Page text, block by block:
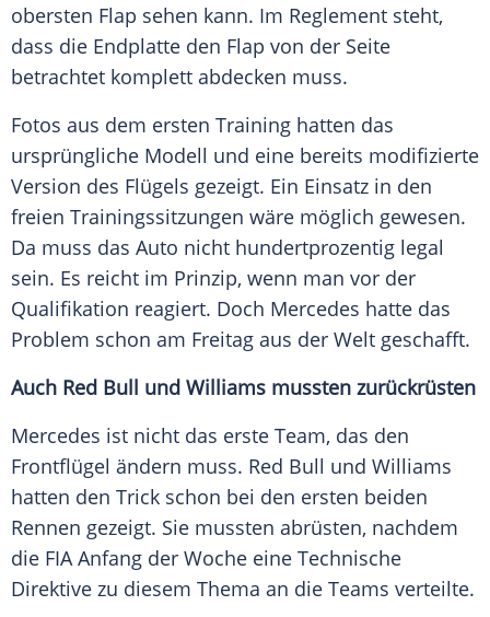
obersten Flap sehen kann. Im Reglement steht,
dass die Endplatte den Flap von der Seite
betrachtet komplett abdecken muss.
Fotos aus dem ersten Training hatten das
ursprüngliche Modell und eine bereits modifizierte
Version des Flügels gezeigt. Ein Einsatz in den
freien Trainingssitzungen wäre möglich gewesen.
Da muss das Auto nicht hundertprozentig legal
sein. Es reicht im Prinzip, wenn man vor der
Qualifikation reagiert. Doch Mercedes hatte das
Problem schon am Freitag aus der Welt geschafft.
Auch Red Bull und Williams mussten zurückrüsten
Mercedes ist nicht das erste Team, das den
Frontflügel ändern muss. Red Bull und Williams
hatten den Trick schon bei den ersten beiden
Rennen gezeigt. Sie mussten abrüsten, nachdem
die FIA Anfang der Woche eine Technische
Direktive zu diesem Thema an die Teams verteilte.